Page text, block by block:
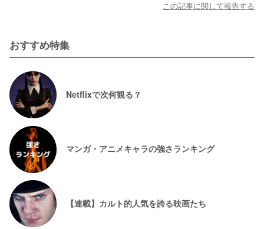
この記事に関して報告する
おすすめ特集
Netflixで次何観る？
マンガ・アニメキャラの強さランキング
【連載】カルト的人気を誇る映画たち